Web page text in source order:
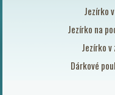
Jezírko
Jezírko na
Jezírko v
Dárkové